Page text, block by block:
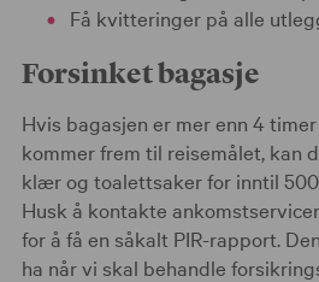
Få kvitteringer på alle
Forsinket bagasje
Hvis bagasjen er mer enn 4
kommer frem til reisemålet, kan
klær og toalettsaker for inntil
Husk å kontakte
for å få en såkalt PIR-rapport.
ha når vi skal behandle